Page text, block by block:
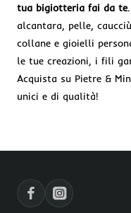
tua bigiotteria fai da te
alcantara, pelle,
collane e gioielli
le tue creazioni, i fili
Acquista su Pietre &
unici e di qualità!